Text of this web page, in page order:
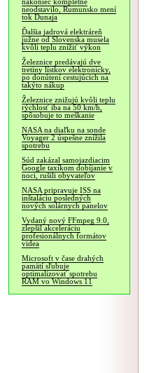
nakoniec kompletne
neodstavilo, Rumunsko mení
tok Dunaja
Ďalšia jadrová elektráreň
južne od Slovenska musela
kvôli teplu znížiť výkon
Železnice predávajú dve
tretiny lístkov elektronicky,
po donútení cestujúcich na
takýto nákup
Železnice znižujú kvôli teplu
rýchlosť iba na 50 km/h,
spôsobuje to meškanie
NASA na diaľku na sonde
Voyager 2 úspešne znížila
spotrebu
Súd zakázal samojazdiacim
Google taxíkom dobíjanie v
noci, rušili obyvateľov
NASA pripravuje ISS na
inštaláciu posledných
nových solárnych panelov
Vydaný nový FFmpeg 9.0,
zlepšil akceleráciu
profesionálnych formátov
videa
Microsoft v čase drahých
pamätí sľubuje
optimalizovať spotrebu
RAM vo Windows 11